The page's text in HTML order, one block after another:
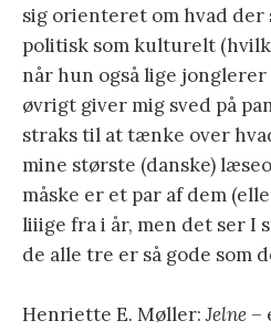
sig orienteret om hvad der
politisk som kulturelt
når hun også lige jonglerer
øvrigt giver mig sved på
straks til at tænke over
mine største (danske)
måske er et par af dem
liiige fra i år, men det ser I
de alle tre er så gode som
Henriette E. Møller:Jelne –